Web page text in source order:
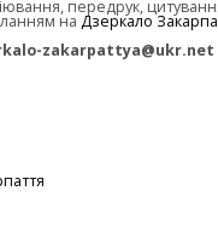
передрук,
на Дзеркало
zakarpattya@ukr.net